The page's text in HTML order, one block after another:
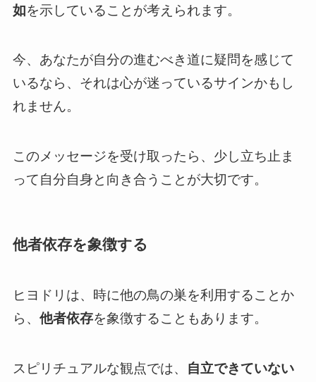
如を示していることが考えられます。
今、あなたが自分の進むべき道に疑問を感じて
いるなら、それは心が迷っているサインかもし
れません。
このメッセージを受け取ったら、少し立ち止ま
って自分自身と向き合うことが大切です。
他者依存を象徴する
ヒヨドリは、時に他の鳥の巣を利用することか
ら、 他者依存を象徴することもあります。
スピリチュアルな観点では、 自立できていない